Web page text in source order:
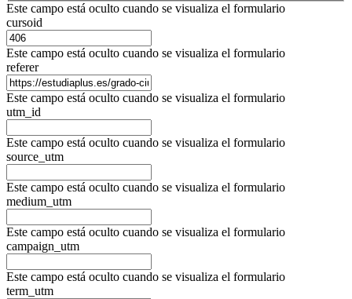
Este campo está oculto cuando se visualiza el formulario
cursoid
Este campo está oculto cuando se visualiza el formulario
referer
Este campo está oculto cuando se visualiza el formulario
utm_id
Este campo está oculto cuando se visualiza el formulario
source_utm
Este campo está oculto cuando se visualiza el formulario
medium_utm
Este campo está oculto cuando se visualiza el formulario
campaign_utm
Este campo está oculto cuando se visualiza el formulario
term_utm